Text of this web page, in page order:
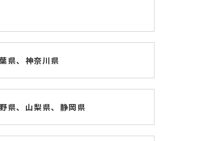
県、 神奈川県
県、 山梨県、 静岡県